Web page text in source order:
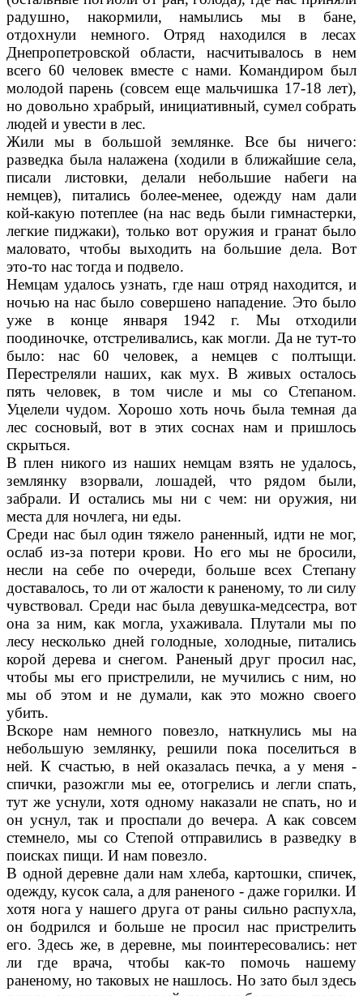
радуш­но, накормили, намылись мы в бане,
отдохнули немного. Отряд находился в лесах
Днепропет­ровской области, насчитывалось в нем
всего 60 человек вместе с нами. Командиром был
моло­дой парень (совсем еще мальчишка 17-18 лет),
но довольно храбрый, инициативный, сумел собрать
людей и увести в лес.
Жили мы в большой землянке. Все бы ниче­го:
разведка была налажена (ходили в ближай­шие села,
писали листовки, делали небольшие набеги на
немцев), питались более-менее, одежду нам дали
кой-какую потеплее (на нас ведь были гимнастерки,
легкие пиджаки), толь­ко вот оружия и гранат было
маловато, чтобы выходить на большие дела. Вот
это-то нас тог­да и подвело.
Немцам удалось узнать, где наш отряд находится, и
ночью на нас было соверше­но нападение. Это было
уже в конце января 1942 г. Мы отходили
поодиночке, отстрелива­лись, как могли. Да не тут-то
было: нас 60 че­ловек, а немцев с полтыщи.
Перестреляли на­ших, как мух. В живых осталось
пять человек, в том числе и мы со Степаном.
Уцелели чу­дом. Хорошо хоть ночь была темная да
лес сосновый, вот в этих соснах нам и пришлось
скрыться.
В плен никого из наших немцам взять не уда­лось,
землянку взорвали, лошадей, что рядом были,
забрали. И остались мы ни с чем: ни оружия, ни
места для ночлега, ни еды.
Среди нас был один тяжело раненный, идти не мог,
ослаб из-за потери крови. Но его мы не бросили,
несли на себе по очереди, больше всех Степану
доставалось, то ли от жалости к раненому, то ли силу
чувствовал. Среди нас была девушка-медсестра, вот
она за ним, как могла, ухаживала. Плутали мы по
лесу не­сколько дней голодные, холодные, питались
корой дерева и снегом. Раненый друг просил нас,
чтобы мы его пристрелили, не мучились с ним, но
мы об этом и не думали, как это мож­но своего
убить.
Вскоре нам немного повезло, наткнулись мы на
небольшую землянку, решили пока посе­литься в
ней. К счастью, в ней оказалась печ­ка, а у меня -
спички, разожгли мы ее, отогре­лись и легли спать,
тут же уснули, хотя одно­му наказали не спать, но и
он уснул, так и про­спали до вечера. А как совсем
стемнело, мы со Степой отправились в разведку в
поисках пищи. И нам повезло.
В одной деревне дали нам хлеба, картошки, спичек,
одежду, кусок сала, а для раненого - даже горилки. И
хотя нога у нашего друга от раны сильно распухла,
он бодрился и больше не просил нас пристрелить
его. Здесь же, в деревне, мы поинтересовались: нет
ли где вра­ча, чтобы как-то помочь нашему
раненому, но таковых не нашлось. Но зато был здесь